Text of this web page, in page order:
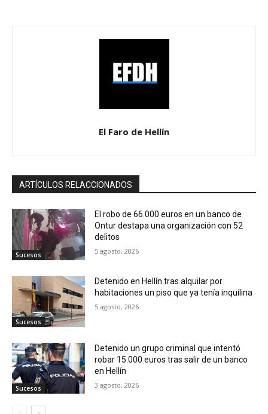
El Faro de Hellín
ARTÍCULOS RELACCIONADOS
Sucesos
El robo de 66.000 euros en un banco de
Ontur destapa una organización con 52
delitos
5 agosto, 2026
Sucesos
Detenido en Hellín tras alquilar por
habitaciones un piso que ya tenía inquilina
5 agosto, 2026
Sucesos
Detenido un grupo criminal que intentó
robar 15.000 euros tras salir de un banco
en Hellín
3 agosto, 2026